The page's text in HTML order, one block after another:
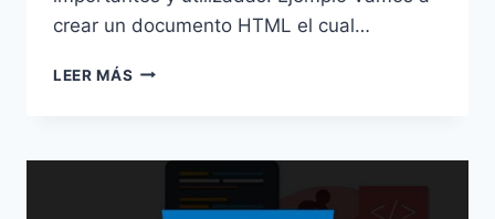
crear un documento HTML el cual…
LEER MÁS LOS